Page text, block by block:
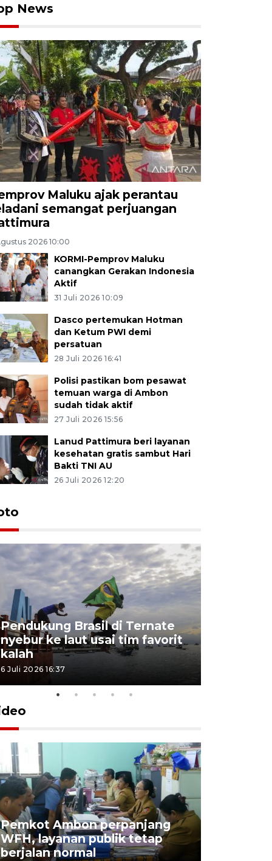
News
Maluku ajak perantau
semangat perjuangan
2026 10:00
KORMI-Pemprov Maluku
canangkan Gerakan Indonesia
Aktif
31 Juli 2026 10:09
Dasco pertemukan Hotman
dan Ketum PWI demi
persatuan
28 Juli 2026 16:41
Polisi pastikan bom pesawat
temuan warga di Ambon
sudah tidak aktif
27 Juli 2026 15:56
Lanud Pattimura beri layanan
kesehatan gratis sambut Hari
Bakti TNI AU
26 Juli 2026 12:20
Pendukung Brasil di Ternate
nyebur ke laut usai tim favorit
kalah
6 Juli 2026 16:37
Pemkot Ambon perpanjang
WFH, layanan publik tetap
berjalan normal